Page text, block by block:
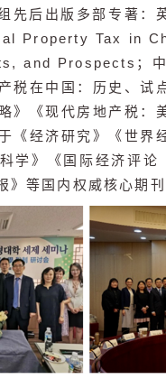
先后出版多部专著：
Property Tax in
and Prospects；中
税在中国：历史、试
》《现代房地产税：
《经济研究》《世界
学》《 国际经济评论
》等国内权威核心期刊